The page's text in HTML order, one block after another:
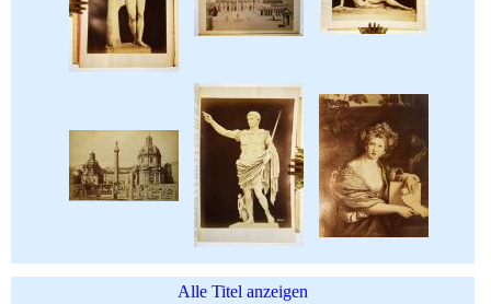
Alle Titel anzeigen